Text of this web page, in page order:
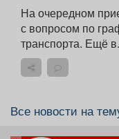
На очередном
с вопросом по
транспорта. Ещё
Все новости на